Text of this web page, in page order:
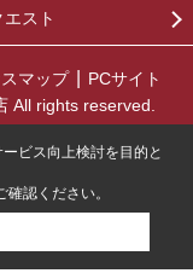
スト
マップ
PCサイト
All rights reserved.
ビス向上検討を目的と
確認ください。